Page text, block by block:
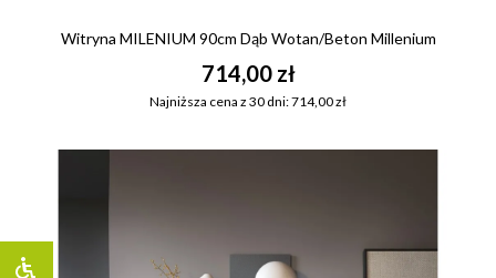
Witryna MILENIUM 90cm Dąb Wotan/Beton Millenium
714,00 zł
Najniższa cena z 30 dni: 714,00 zł